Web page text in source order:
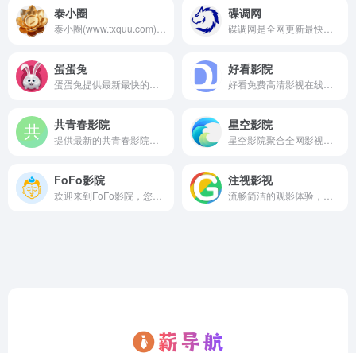
泰小圈 碟调网
蛋蛋兔 好看影院
共青春影院 星空影院
FoFo影院 注视影视